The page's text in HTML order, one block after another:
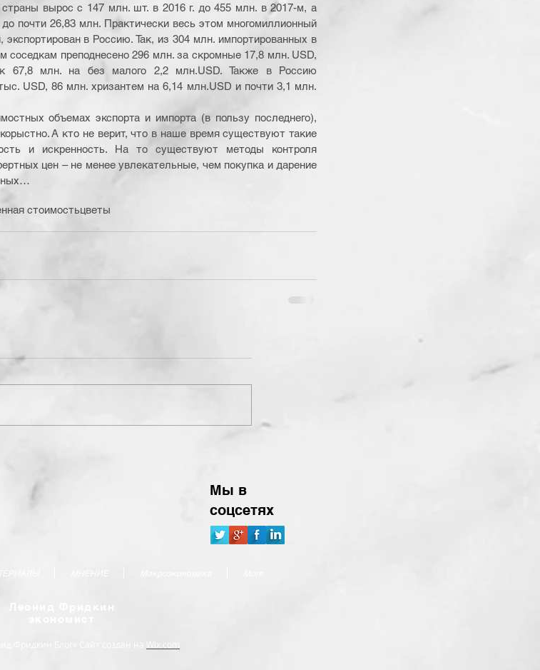
вырос с 147 млн. шт. в 2016 г. до 455 млн. в 2017-м, а
почти 26,83 млн. Практически весь этом многомиллионный
в Россию. Так, из 304 млн. импортированных в
соседкам преподнесено 296 млн. за скромные 17,8 млн. USD,
67,8 млн. на без малого 2,2 млн.USD. Также в Россию
USD, 86 млн. хризантем на 6,14 млн.USD и почти 3,1 млн.
объемах экспорта и импорта (в пользу последнего),
А кто не верит, что в наше время существуют такие
и искренность. На то существуют методы контроля
цен – не менее увлекательные, чем покупка и дарение
стоимостьцветы
Мы в
соцсетях
Wix.com